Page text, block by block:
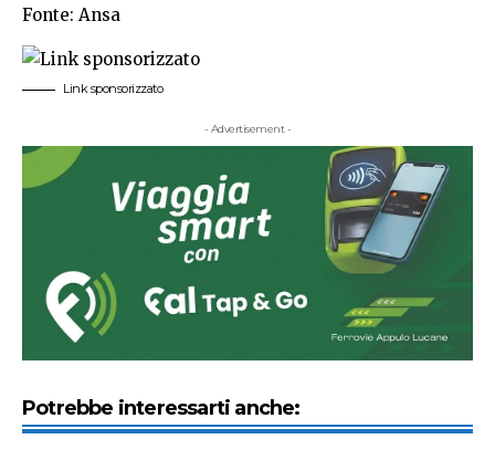
Fonte: Ansa
Link sponsorizzato
- Advertisement -
Potrebbe interessarti anche: